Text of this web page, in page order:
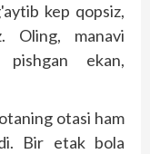
kep qopsiz,
Oling, manavi
pishgan ekan,
otasi ham
Bir etak bola